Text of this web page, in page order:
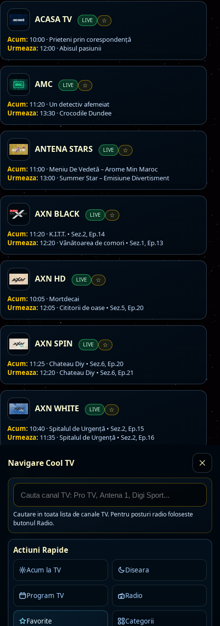
Navigare Cool TV
Cautare in toata lista de canale TV. Pentru posturi radio foloseste
butonul Radio.
Actiuni Rapide
Acum la TV Diseara
Program TV Radio
Favorite Categorii
ACASA TV LIVE ☆
Acum: 10:00 · Prieteni prin corespondență
Urmeaza: 12:00 · Abisul pasiunii
AMC LIVE ☆
Acum: 11:20 · Un detectiv afemeiat
Urmeaza: 13:30 · Crocodile Dundee
ANTENA STARS LIVE ☆
Acum: 11:00 · Meniu De Vedetă – Arome Min Maroc
Urmeaza: 13:00 · Summer Star – Emisiune Divertisment
AXN BLACK LIVE ☆
Acum: 11:20 · K.I.T.T. • Sez.2, Ep.14
Urmeaza: 12:20 · Vânătoarea de comori • Sez.1, Ep.13
AXN HD LIVE ☆
Acum: 10:05 · Mortdecai
Urmeaza: 12:05 · Cititorii de oase • Sez.5, Ep.20
AXN SPIN LIVE ☆
Acum: 11:25 · Chateau Diy • Sez.6, Ep.20
Urmeaza: 12:20 · Chateau Diy • Sez.6, Ep.21
AXN WHITE LIVE ☆
Acum: 10:40 · Spitalul de Urgenţă • Sez.2, Ep.15
Urmeaza: 11:35 · Spitalul de Urgenţă • Sez.2, Ep.16
Acum:11:00 · Medicool
Urmeaza:
Antena 3 CNN LIVE ☆
Acum:11:00 · News Magazine
Urmeaza:12:00 · Ştiri
Atomic TV ☆